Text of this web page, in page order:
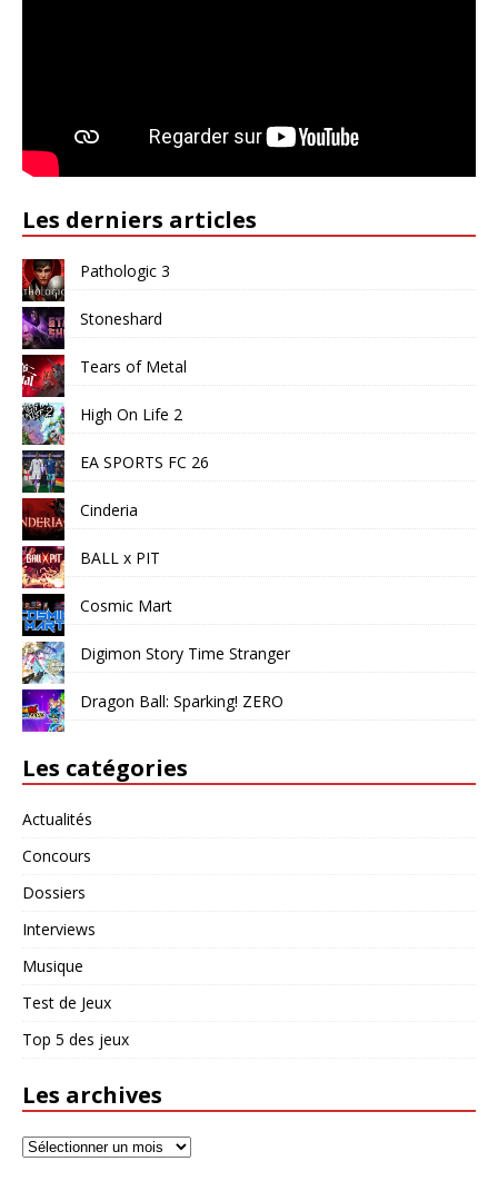
Les derniers articles
Pathologic 3
Stoneshard
Tears of Metal
High On Life 2
EA SPORTS FC 26
Cinderia
BALL x PIT
Cosmic Mart
Digimon Story Time Stranger
Dragon Ball: Sparking! ZERO
Les catégories
Actualités
Concours
Dossiers
Interviews
Musique
Test de Jeux
Top 5 des jeux
Les archives